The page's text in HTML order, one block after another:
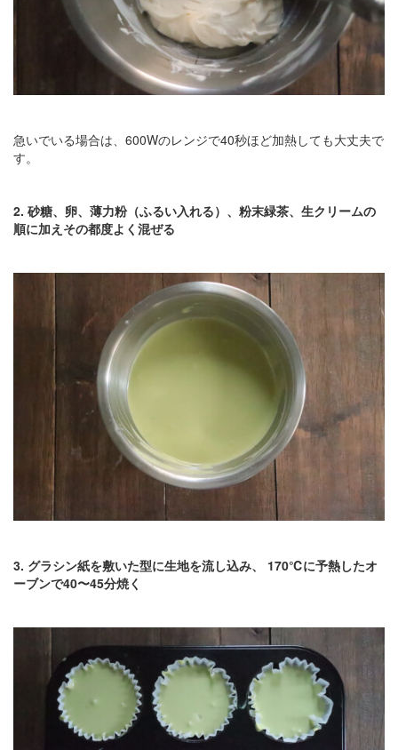
急いでいる場合は、600Wのレンジで40秒ほど加熱しても大丈夫で
す。
2. 砂糖、卵、薄力粉（ふるい入れる）、粉末緑茶、生クリームの
順に加えその都度よく混ぜる
3. グラシン紙を敷いた型に生地を流し込み、 170℃に予熱したオ
ーブンで40〜45分焼く